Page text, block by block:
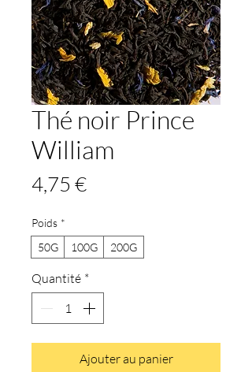
Thé noir Prince
William
4,75 €Prix
Poids *
50G
100G 200G
Quantité *
Ajouter au panier